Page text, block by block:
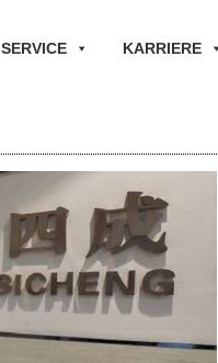
SERVICE
KARRIERE